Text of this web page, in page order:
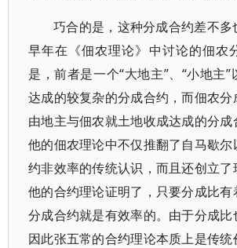
巧合的是，这种分成合约差不多
早年在《佃农理论》中讨论的佃农
是，前者是一个“大地主”、“小地主
达成的较复杂的分成合约，而佃农分
由地主与佃农就土地收成达成的分
他的佃农理论中不仅推翻了自马歇尔
约非效率的传统认识，而且还创立了
他的合约理论证明了，只要分成比有
分成合约就是有效率的。由于分成比
因此张五常的合约理论本质上是传